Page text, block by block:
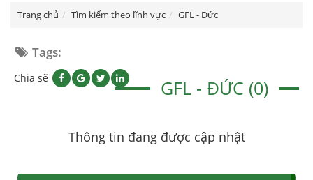
Trang chủ Tìm kiếm theo lĩnh vực GFL - Đức
Tags:
GFL - ĐỨC (0)
Chia sẽ
Thông tin đang được cập nhật